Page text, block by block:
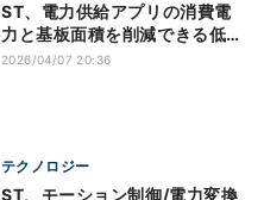
ST、電力供給アプリの消費電
力と基板面積を削減できる低抵
抗パワーMOSFETを発表
2026/04/07 20:36
テクノロジー
ST、モーション制御/電力変換